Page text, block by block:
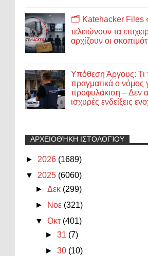
🗂️ Katehacker Files
τελειώνουν τα
αρχίζουν οι
Υπόθεση Άργους: Τι
πραγματικά ο νόμος
προφυλάκιση – Δεν
ισχυρές ενδείξεις
ΑΡΧΕΙΟΘΉΚΗ ΙΣΤΟΛΟΓΊΟΥ
► 2026 (1689)
▼ 2025 (6060)
►Δεκ (299)
►
Νοε (321)
▼Οκτ (401)
►31 (7)
►30 (10)